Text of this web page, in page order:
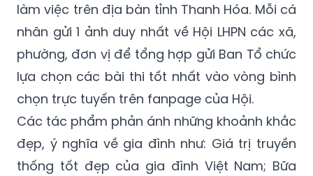
làm việc trên địa bàn tỉnh Thanh Hóa. Mỗi cá
nhân gửi 1 ảnh duy nhất về Hội LHPN các xã,
phường, đơn vị để tổng hợp gửi Ban Tổ chức
lựa chọn các bài thi tốt nhất vào vòng bình
chọn trực tuyến trên fanpage của Hội.
Các tác phẩm phản ánh những khoảnh khắc
đẹp, ý nghĩa về gia đình như: Giá trị truyền
thống tốt đẹp của gia đình Việt Nam; Bữa